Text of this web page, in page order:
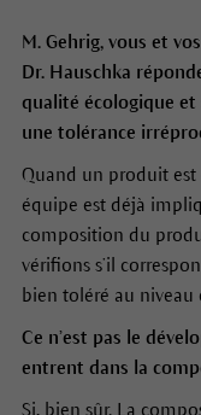
M. Gehrig, vous et
Dr. Hauschka
qualité écologique
une tolérance
Quand un produit
équipe est déjà
composition du
vérifions s’il
bien toléré au niveau
Ce n’est pas le
entrent dans la
Si, bien sûr. La